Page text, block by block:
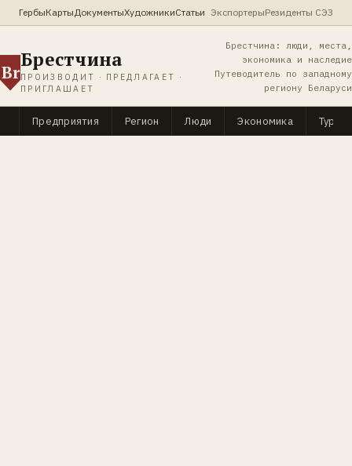
ГербыКартыДокументыХудожникиСтатьи ЭкспортерыРезиденты СЭЗ
Br
Брестчина
ПРОИЗВОДИТ · ПРЕДЛАГАЕТ ·
ПРИГЛАШАЕТ
Брестчина: люди, места,
экономика и наследие
Путеводитель по западному
региону Беларуси
Предприятия Регион Люди Экономика